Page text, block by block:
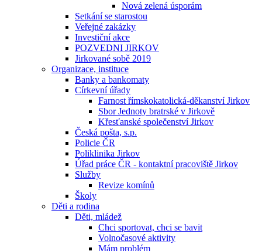
Nová zelená úsporám
Setkání se starostou
Veřejné zakázky
Investiční akce
POZVEDNI JIRKOV
Jirkované sobě 2019
Organizace, instituce
Banky a bankomaty
Církevní úřady
Farnost římskokatolická-děkanství Jirkov
Sbor Jednoty bratrské v Jirkově
Křesťanské společenství Jirkov
Česká pošta, s.p.
Policie ČR
Poliklinika Jirkov
Úřad práce ČR - kontaktní pracoviště Jirkov
Služby
Revize komínů
Školy
Děti a rodina
Děti, mládež
Chci sportovat, chci se bavit
Volnočasové aktivity
Mám problém